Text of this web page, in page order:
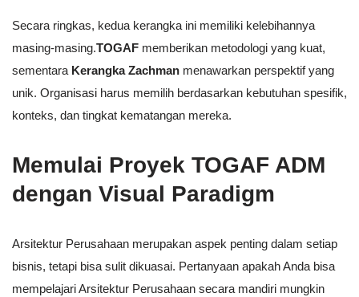
Secara ringkas, kedua kerangka ini memiliki kelebihannya
masing-masing.TOGAF memberikan metodologi yang kuat,
sementara Kerangka Zachman menawarkan perspektif yang
unik. Organisasi harus memilih berdasarkan kebutuhan spesifik,
konteks, dan tingkat kematangan mereka.
Memulai Proyek TOGAF ADM
dengan Visual Paradigm
Arsitektur Perusahaan merupakan aspek penting dalam setiap
bisnis, tetapi bisa sulit dikuasai. Pertanyaan apakah Anda bisa
mempelajari Arsitektur Perusahaan secara mandiri mungkin